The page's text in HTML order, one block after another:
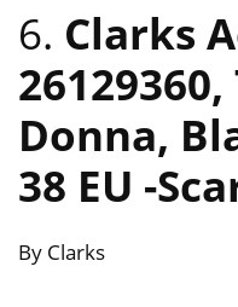
6. Clarks
Donna,
38 EU -
By Clarks